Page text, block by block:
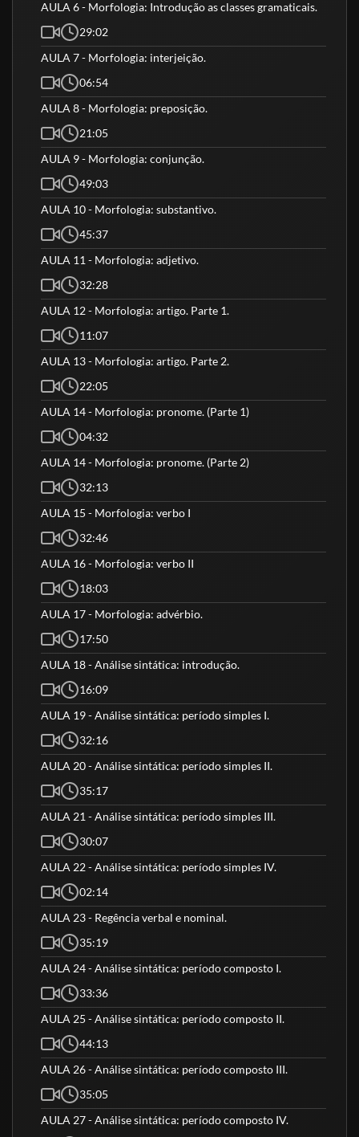
AULA 6 - Morfologia: Introdução as classes gramaticais.
29:02
AULA 7 - Morfologia: interjeição.
06:54
AULA 8 - Morfologia: preposição.
21:05
AULA 9 - Morfologia: conjunção.
49:03
AULA 10 - Morfologia: substantivo.
45:37
AULA 11 - Morfologia: adjetivo.
32:28
AULA 12 - Morfologia: artigo. Parte 1.
11:07
AULA 13 - Morfologia: artigo. Parte 2.
22:05
AULA 14 - Morfologia: pronome. (Parte 1)
04:32
AULA 14 - Morfologia: pronome. (Parte 2)
32:13
AULA 15 - Morfologia: verbo I
32:46
AULA 16 - Morfologia: verbo II
18:03
AULA 17 - Morfologia: advérbio.
17:50
AULA 18 - Análise sintática: introdução.
16:09
AULA 19 - Análise sintática: período simples I.
32:16
AULA 20 - Análise sintática: período simples II.
35:17
AULA 21 - Análise sintática: período simples III.
30:07
AULA 22 - Análise sintática: período simples IV.
02:14
AULA 23 - Regência verbal e nominal.
35:19
AULA 24 - Análise sintática: período composto I.
33:36
AULA 25 - Análise sintática: período composto II.
44:13
AULA 26 - Análise sintática: período composto III.
35:05
AULA 27 - Análise sintática: período composto IV.